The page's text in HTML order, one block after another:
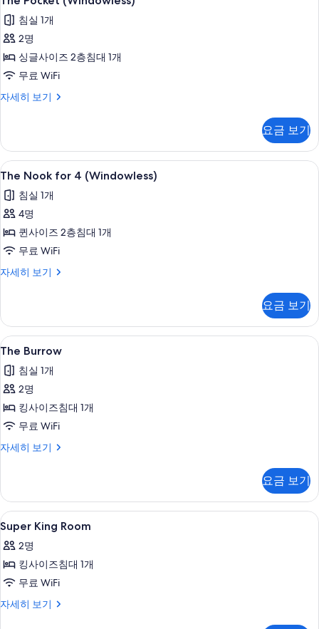
Pocket
(Windowless)
사
진
모
두
침실 1개
2명
싱글사이즈 2층침대 1개
무료 WiFi
자세히 보기
The
세
히
보
요금 보기
The
Nook
for
4
(Windowless)
사
진
보
기
4
The Nook for 4 (Windowless)
침실 1개
4명
퀸사이즈 2층침대 1개
무료 WiFi
자세히 보기
The
(Windowless)
자
세
보
기
요금 보기
The
Burrow
사
진
모
두
보
5
The Burrow
침실 1개
2명
킹사이즈침대 1개
무료 WiFi
자세히 보기
The
히
보
기
요금 보기
Super
King
Room
사
진
모
2
Super King Room
2명
킹사이즈침대 1개
무료 WiFi
자세히 보기
Super